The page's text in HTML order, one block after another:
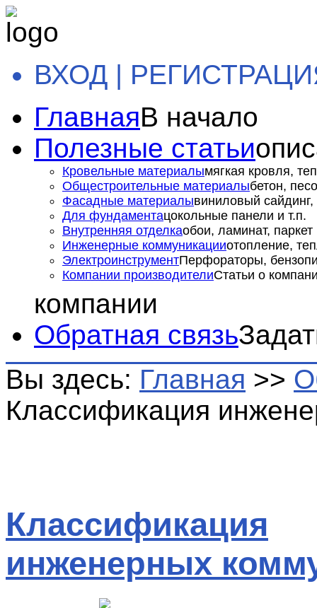
ВХОД |
ГлавнаяВ начало
Полезные статьи
Кровельные материалымягкая кровля,
Общестроительные материалыбетон,
Фасадные материалывиниловый сайдинг,
Для фундаментацокольные панели и т.п.
Внутренняя отделкаобои, ламинат, паркет
Инженерные коммуникацииотопление,
ЭлектроинструментПерфораторы,
Компании производителиСтатьи о
компании
Обратная связь
Вы здесь: Главная >>
Классификация
Классификация
инженерных